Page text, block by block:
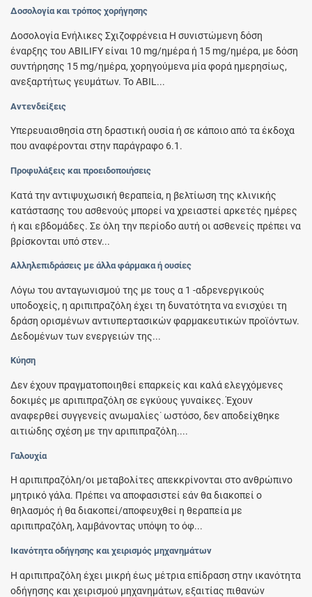
Δοσολογία και τρόπος χορήγησης
Δοσολογία Ενήλικες Σχιζοφρένεια Η συνιστώμενη δόση
έναρξης του ABILIFY είναι 10 mg/ημέρα ή 15 mg/ημέρα, με δόση
συντήρησης 15 mg/ημέρα, χορηγούμενα μία φορά ημερησίως,
ανεξαρτήτως γευμάτων. Το ABIL...
Αντενδείξεις
Υπερευαισθησία στη δραστική ουσία ή σε κάποιο από τα έκδοχα
που αναφέρονται στην παράγραφο 6.1.
Προφυλάξεις και προειδοποιήσεις
Kατά την αντιψυχωσική θεραπεία, η βελτίωση της κλινικής
κατάστασης του ασθενούς μπορεί να χρειαστεί αρκετές ημέρες
ή και εβδομάδες. Σε όλη την περίοδο αυτή οι ασθενείς πρέπει να
βρίσκονται υπό στεν...
Αλληλεπιδράσεις με άλλα φάρμακα ή ουσίες
Λόγω του ανταγωνισμού της με τους α 1 -αδρενεργικούς
υποδοχείς, η αριπιπραζόλη έχει τη δυνατότητα να ενισχύει τη
δράση ορισμένων αντιυπερτασικών φαρμακευτικών προϊόντων.
Δεδομένων των ενεργειών της...
Κύηση
Δεν έχουν πραγματοποιηθεί επαρκείς και καλά ελεγχόμενες
δοκιμές με αριπιπραζόλη σε εγκύους γυναίκες. Έχουν
αναφερθεί συγγενείς ανωμαλίες˙ ωστόσο, δεν αποδείχθηκε
αιτιώδης σχέση με την αριπιπραζόλη....
Γαλουχία
Η αριπιπραζόλη/οι μεταβολίτες απεκκρίνονται στο ανθρώπινο
μητρικό γάλα. Πρέπει να αποφασιστεί εάν θα διακοπεί ο
θηλασμός ή θα διακοπεί/αποφευχθεί η θεραπεία με
αριπιπραζόλη, λαμβάνοντας υπόψη το όφ...
Ικανότητα οδήγησης και χειρισμός μηχανημάτων
Η αριπιπραζόλη έχει μικρή έως μέτρια επίδραση στην ικανότητα
οδήγησης και χειρισμού μηχανημάτων, εξαιτίας πιθανών